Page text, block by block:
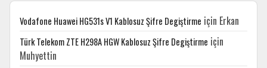
Vodafone Huawei HG531s V1 Kablosuz Şifre Degiştirme için Erkan
Türk Telekom ZTE H298A HGW Kablosuz Şifre Degiştirme için
Muhyettin